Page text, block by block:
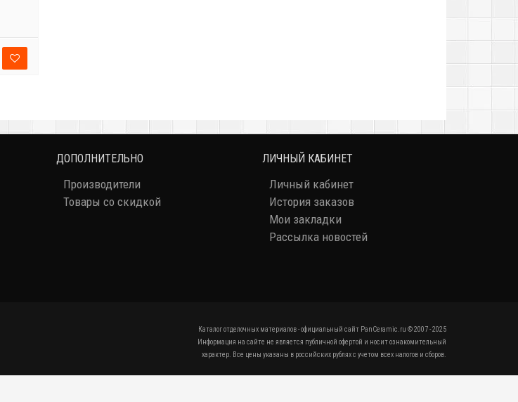
ДОПОЛНИТЕЛЬНО
Производители
Товары со скидкой
ЛИЧНЫЙ КАБИНЕТ
Личный кабинет
История заказов
Мои закладки
Рассылка новостей
Каталог отделочных материалов - официальный сайт PanCeramic.ru © 2007 - 2025
Информация на сайте не является публичной офертой и носит ознакомительный
характер. Все цены указаны в российских рублях с учетом всех налогов и сборов.